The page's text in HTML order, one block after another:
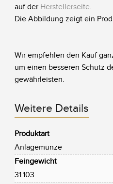
auf der Herstellerseite.
Die Abbildung zeigt ein
Wir empfehlen den Kauf
um einen besseren Schutz
gewährleisten.
Weitere Details
Produktart
Anlagemünze
Feingewicht
31.103